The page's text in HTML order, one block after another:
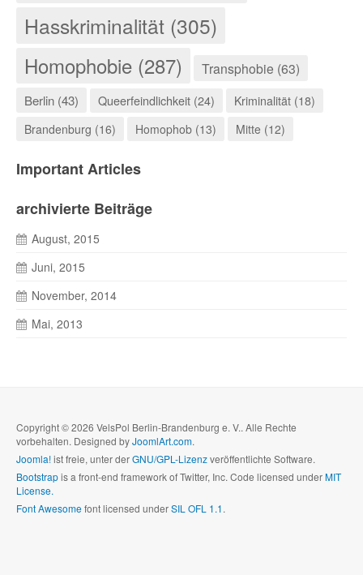
Hasskriminalität (305)
Homophobie (287)
Transphobie (63)
Berlin (43) Queerfeindlichkeit (24)
Kriminalität (18)
Brandenburg (16)
Homophob (13) Mitte (12)
Important Articles
archivierte Beiträge
August, 2015
Juni, 2015
November, 2014
Mai, 2013
Copyright © 2026 VelsPol Berlin-Brandenburg e. V.. Alle Rechte
vorbehalten. Designed byJoomlArt.com.
Joomla!ist freie, unter derGNU/GPL-Lizenzveröffentlichte Software.
Bootstrapis a front-end framework of Twitter, Inc. Code licensed underMIT
License.
Font Awesomefont licensed underSIL OFL 1.1.